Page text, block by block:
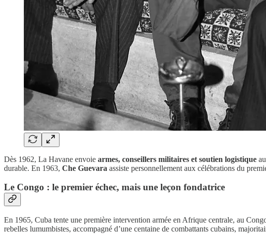
Dès 1962, La Havane envoie armes, conseillers militaires et soutien logistique
durable. En 1963, Che Guevara assiste personnellement aux célébrations du
Le Congo : le premier échec, mais une leçon fondatrice
En 1965, Cuba tente une première intervention armée en Afrique centrale, au
rebelles lumumbistes, accompagné d’une centaine de combattants cubains,